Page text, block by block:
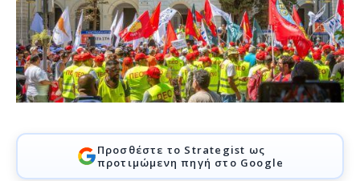
Προσθέστε το Strategist ως
προτιμώμενη πηγή στο Google